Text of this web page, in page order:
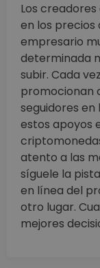
Los
en los precios
empresario
determinada
subir. Cada
promocionan
seguidores en
estos apoyos
atento a las
síguele la
en línea del
otro lugar.
mejores